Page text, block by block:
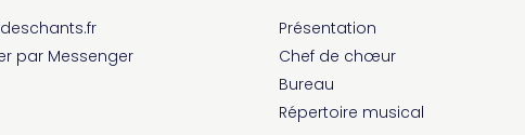
par Messenger
Présentation
Chef de chœur
Bureau
Répertoire musical